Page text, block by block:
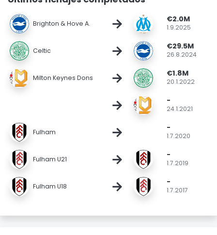
Brighton & Hove A. → €2.0M
1.9.2025
Celtic → €29.5M
26.8.2024
Milton Keynes Dons → €1.8M
20.1.2022
→ -
24.1.2021
Fulham → -
1.7.2020
Fulham U21 → -
1.7.2019
Fulham U18 → -
1.7.2017